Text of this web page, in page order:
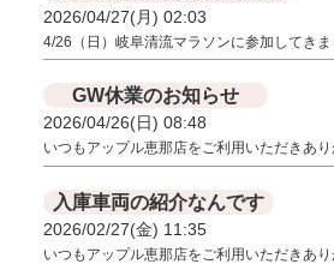
2026/04/27(月) 02:03
4/26（日）岐阜清流マラソンに参加してき
GW休業のお知らせ
2026/04/26(日) 08:48
いつもアップル恵那店をご利用いただきあ
入庫車両の紹介なんです
2026/02/27(金) 11:35
いつもアップル恵那店をご利用いただきあ